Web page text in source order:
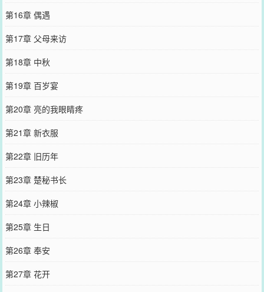
第16章 偶遇
第17章 父母来访
第18章 中秋
第19章 百岁宴
第20章 亮的我眼睛疼
第21章 新衣服
第22章 旧历年
第23章 楚秘书长
第24章 小辣椒
第25章 生日
第26章 奉安
第27章 花开